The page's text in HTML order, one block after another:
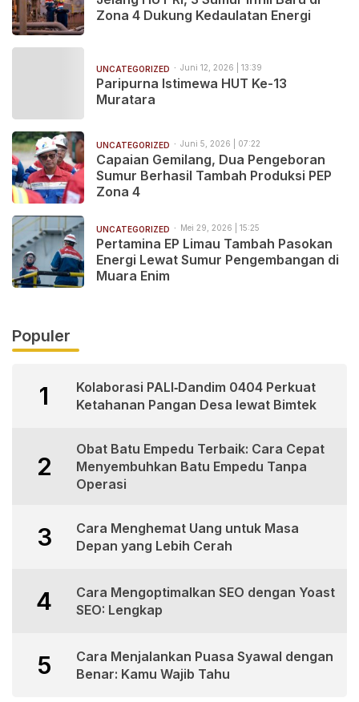
Zona 4 Dukung Kedaulatan Energi
UNCATEGORIZED Juni 12, 2026 | 13:39
Paripurna Istimewa HUT Ke-13
Muratara
UNCATEGORIZED Juni 5, 2026 | 07:22
Capaian Gemilang, Dua Pengeboran
Sumur Berhasil Tambah Produksi PEP
Zona 4
UNCATEGORIZED Mei 29, 2026 | 15:25
Pertamina EP Limau Tambah Pasokan
Energi Lewat Sumur Pengembangan di
Muara Enim
Populer
1
Kolaborasi PALI‑Dandim 0404 Perkuat
Ketahanan Pangan Desa lewat Bimtek
2
Obat Batu Empedu Terbaik: Cara Cepat
Menyembuhkan Batu Empedu Tanpa
Operasi
3
Cara Menghemat Uang untuk Masa
Depan yang Lebih Cerah
4
Cara Mengoptimalkan SEO dengan Yoast
SEO: Lengkap
5
Cara Menjalankan Puasa Syawal dengan
Benar: Kamu Wajib Tahu